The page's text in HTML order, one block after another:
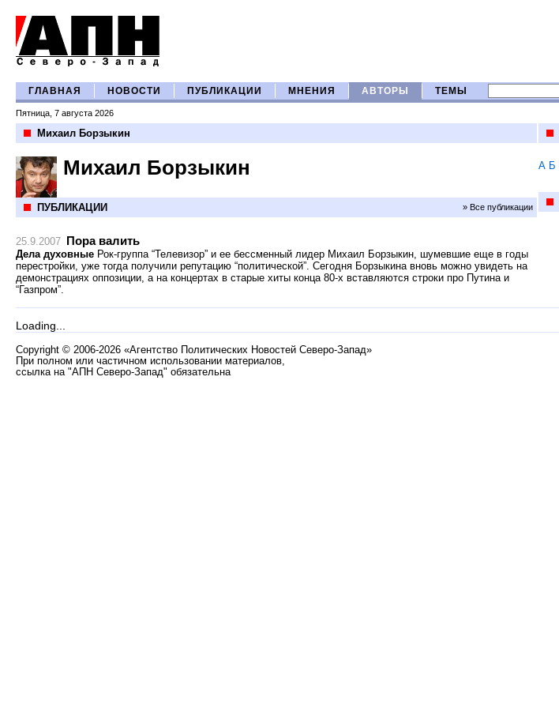
ГЛАВНАЯ НОВОСТИ ПУБЛИКАЦИИ МНЕНИЯ АВТОРЫ ТЕМЫ
Пятница, 7 августа 2026
Михаил Борзыкин
Михаил Борзыкин
ПУБЛИКАЦИИ » Все публикации
25.9.2007 Пора валить
Дела духовные Рок-группа “Телевизор” и ее бессменный лидер Михаил Борзыкин, шумевшие еще в годы
перестройки, уже тогда получили репутацию “политической”. Сегодня Борзыкина вновь можно увидеть на
демонстрациях оппозиции, а на концертах в старые хиты конца 80-х вставляются строки про Путина и
“Газпром”.
А Б
Loading...
Copyright © 2006-2026 «Агентство Политических Новостей Северо-Запад»
При полном или частичном использовании материалов,
ссылка на "АПН Северо-Запад" обязательна